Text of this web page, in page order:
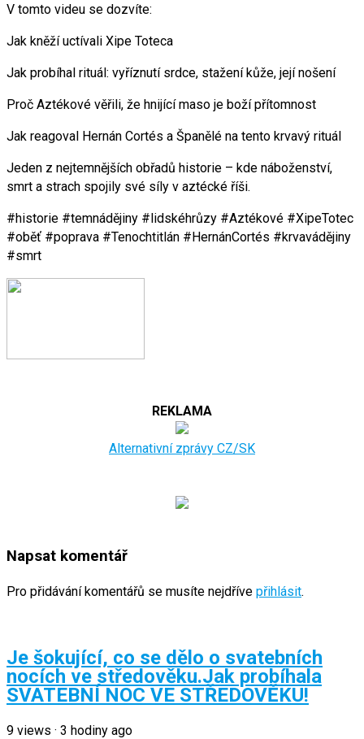
V tomto videu se dozvíte:
Jak kněží uctívali Xipe Toteca
Jak probíhal rituál: vyříznutí srdce, stažení kůže, její nošení
Proč Aztékové věřili, že hnijící maso je boží přítomnost
Jak reagoval Hernán Cortés a Španělé na tento krvavý rituál
Jeden z nejtemnějších obřadů historie – kde náboženství,
smrt a strach spojily své síly v aztécké říši.
#historie #temnádějiny #lidskéhrůzy #Aztékové #XipeTotec
#oběť #poprava #Tenochtitlán #HernánCortés #krvavádějiny
#smrt
REKLAMA
Alternativní zprávy CZ/SK
Napsat komentář
Pro přidávání komentářů se musíte nejdříve přihlásit.
Je šokující, co se dělo o svatebních
nocích ve středověku.Jak probíhala
SVATEBNÍ NOC VE STŘEDOVĚKU!
9 views · 3 hodiny ago